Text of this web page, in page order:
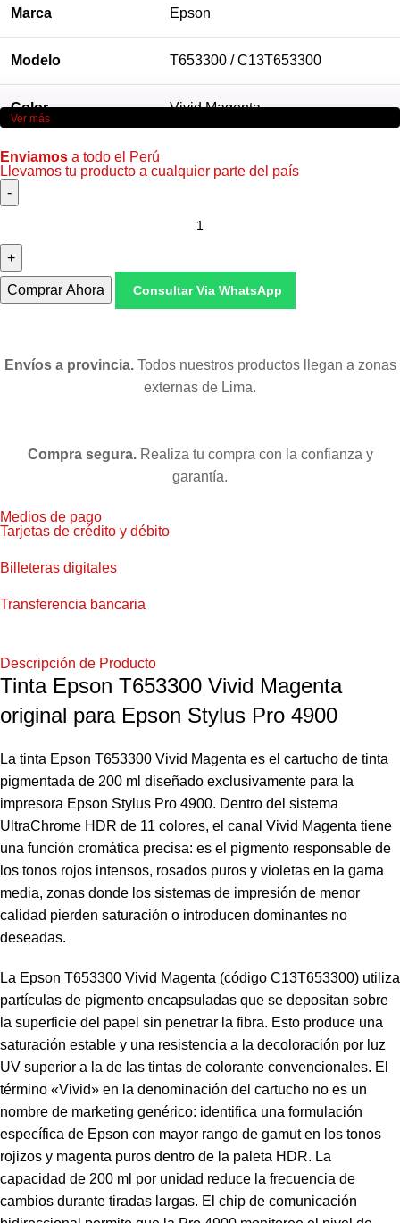
Marca Epson
Modelo T653300 / C13T653300
Color Vivid Magenta
Volumen
Tecnología
Compatibilidad
Condición Nuevo — Original de fábrica
Ver más
Enviamos a todo el Perú
Llevamos tu producto a cualquier parte del país
Comprar Ahora Consultar Via WhatsApp
Envíos a provincia.Todos nuestros productos llegan a zonas
externas de Lima.
Compra segura.Realiza tu compra con la confianza y
garantía.
Medios de pago
Tarjetas de crédito y débito
Billeteras digitales
Transferencia bancaria
Descripción de Producto
Tinta Epson T653300 Vivid Magenta
original para Epson Stylus Pro 4900
La tinta Epson T653300 Vivid Magenta es el cartucho de tinta
pigmentada de 200 ml diseñado exclusivamente para la
impresora Epson Stylus Pro 4900. Dentro del sistema
UltraChrome HDR de 11 colores, el canal Vivid Magenta tiene
una función cromática precisa: es el pigmento responsable de
los tonos rojos intensos, rosados puros y violetas en la gama
media, zonas donde los sistemas de impresión de menor
calidad pierden saturación o introducen dominantes no
deseadas.
La Epson T653300 Vivid Magenta (código C13T653300) utiliza
partículas de pigmento encapsuladas que se depositan sobre
la superficie del papel sin penetrar la fibra. Esto produce una
saturación estable y una resistencia a la decoloración por luz
UV superior a la de las tintas de colorante convencionales. El
término «Vivid» en la denominación del cartucho no es un
nombre de marketing genérico: identifica una formulación
específica de Epson con mayor rango de gamut en los tonos
rojizos y magenta puros dentro de la paleta HDR. La
capacidad de 200 ml por unidad reduce la frecuencia de
cambios durante tiradas largas. El chip de comunicación